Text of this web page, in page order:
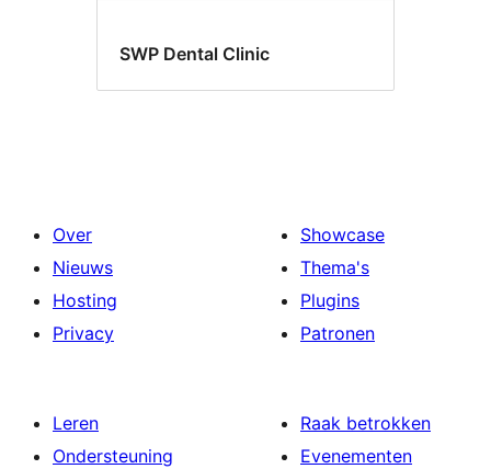
SWP Dental Clinic
Over
Nieuws
Hosting
Privacy
Showcase
Thema's
Plugins
Patronen
Leren
Ondersteuning
Raak betrokken
Evenementen